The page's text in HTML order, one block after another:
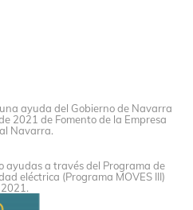
ayuda del Gobierno de Navarra
2021 de Fomento de la Empresa
Navarra.
ayudas a través del Programa de
eléctrica (Programa MOVES III)
2021.